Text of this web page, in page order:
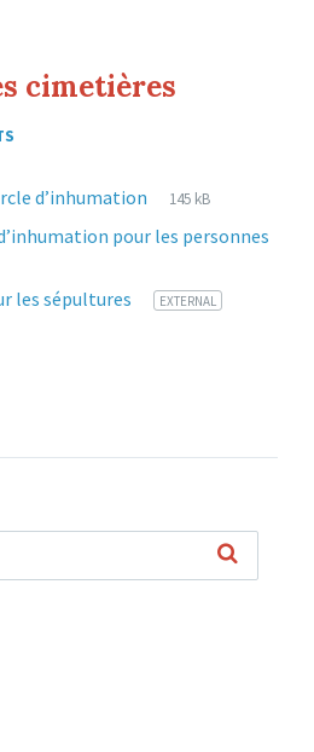
cimetières
d’inhumation
File
pdf
File
145 kB
pour les personnes
les sépultures
File
11EXTERNAL